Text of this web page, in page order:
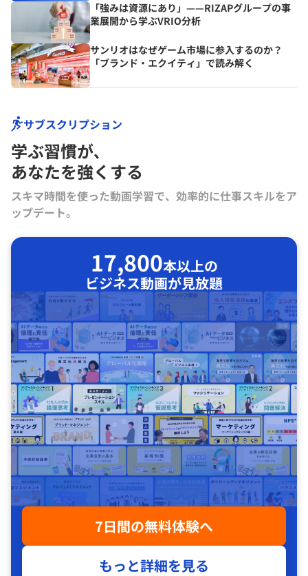
「強みは資源にあり」——RIZAPグループの事
業展開から学ぶVRIO分析
サンリオはなぜゲーム市場に参入するのか？
「ブランド・エクイティ」で読み解く
サブスクリプション
学ぶ習慣が､
あなたを強くする
スキマ時間を使った動画学習で、効率的に仕事スキルをア
ップデート。
17,800本以上の
ビジネス動画が見放題
7日間の無料体験へ
もっと詳細を見る